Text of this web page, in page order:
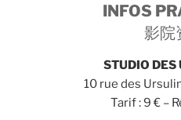
INFOS
影院
STUDIO DES
10 rue des
Tarif : 9 € –